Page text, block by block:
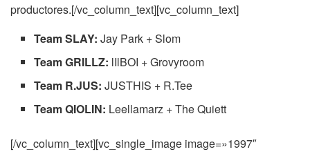
productores.[/vc_column_text][vc_column_text]
Team SLAY:Jay Park + Slom
Team GRILLZ: lIlBOI + Grovyroom
Team R.JUS:JUSTHIS + R.Tee
Team QIOLIN: Leellamarz + The Quiett
[/vc_column_text][vc_single_image image=»1997″